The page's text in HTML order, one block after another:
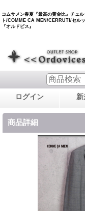
コムサメン春夏『最高の黄金比』チェ
ト/COMME CA MEN/CERRUTI/セル
『オルドビス』
ログイン
商品詳細